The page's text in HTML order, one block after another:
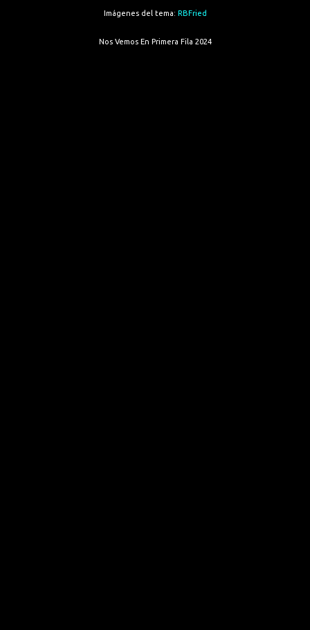
Imágenes del tema: RBFried
Nos Vemos En Primera Fila 2024